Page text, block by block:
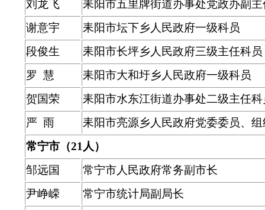
刘龙飞
耒阳市五里牌街道办事处党政办副主
谢意宇
耒阳市坛下乡人民政府一级科员
段俊生
耒阳市长坪乡人民政府三级主任科员
罗 慧
耒阳市大和圩乡人民政府一级科员
贺国荣
耒阳市水东江街道办事处二级主任
严 雨
耒阳市亮源乡人民政府党委委员、
常宁市（21人）
邹远国
常宁市人民政府常务副市长
尹峥嵘
常宁市统计局副局长